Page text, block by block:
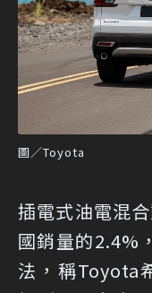
圖／Toyota
插電式油電混
國銷量的2.4%
法，稱Toyota